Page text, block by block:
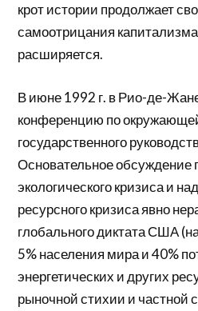
крот истории продолжает
самоотрицания
расширяется.
В июне 1992 г. в Рио-де-
конференцию по
государственного
Основательное обсуждение
экологического кризиса и
ресурсного кризиса явно
глобального диктата США
5% населения мира и 40%
энергетических и других
рыночной стихии и частной